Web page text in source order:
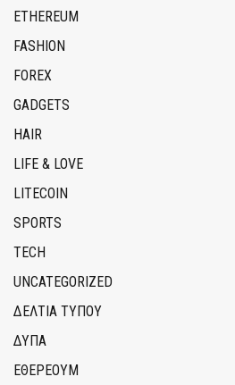
ETHEREUM
FASHION
FOREX
GADGETS
HAIR
LIFE & LOVE
LITECOIN
SPORTS
TECH
UNCATEGORIZED
ΔΕΛΤΙΑ ΤΥΠΟΥ
ΔΥΠΑ
ΕΘΈΡΕΟΥΜ